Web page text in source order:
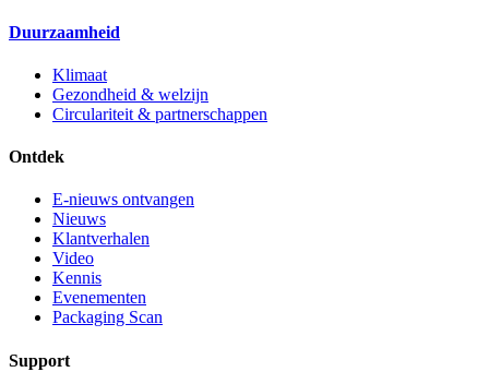
Duurzaamheid
Klimaat
Gezondheid & welzijn
Circulariteit & partnerschappen
Ontdek
E-nieuws ontvangen
Nieuws
Klantverhalen
Video
Kennis
Evenementen
Packaging Scan
Support